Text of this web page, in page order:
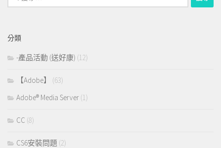
尋：
分類
-產品活動 (送好康) (12)
【Adobe】
(63)
Adobe® Media Server (1)
CC (8)
CS6安裝問題 (2)